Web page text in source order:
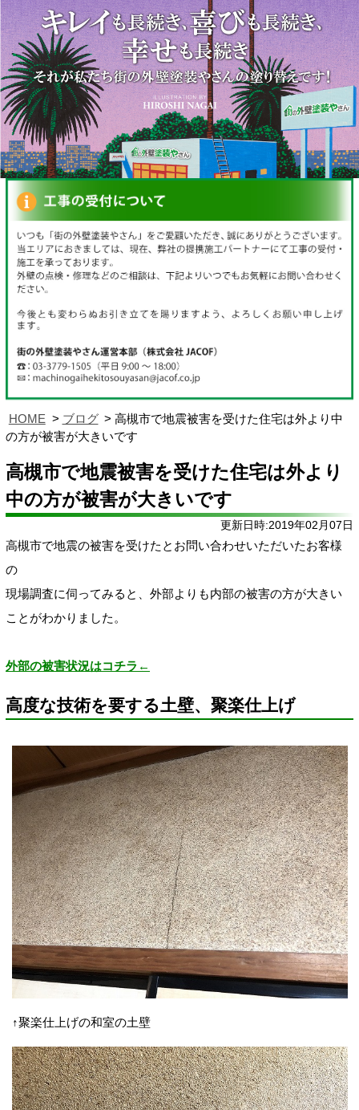
HOME ブログ
高槻市で地震被害を受けた住宅は外より中
の方が被害が大きいです
高槻市で地震被害を受けた住宅は外より
中の方が被害が大きいです
更新日時:2019年02月07日
高槻市で地震の被害を受けたとお問い合わせいただいたお客様
の
現場調査に伺ってみると、外部よりも内部の被害の方が大きい
ことがわかりました。
外部の被害状況はコチラ←
高度な技術を要する土壁、聚楽仕上げ
↑聚楽仕上げの和室の土壁